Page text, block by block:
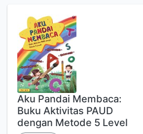
Aku Pandai Membaca:
Buku Aktivitas PAUD
dengan Metode 5 Level